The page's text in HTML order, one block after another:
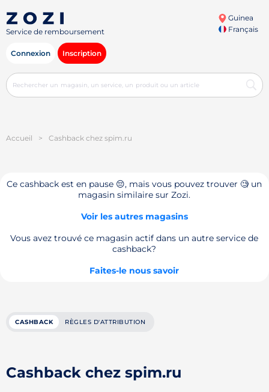
Service de remboursement
Guinea
Français
Connexion Inscription
Accueil > Cashback chez spim.ru
Ce cashback est en pause 😔, mais vous pouvez trouver 🧐 un
magasin similaire sur Zozi.
Voir les autres magasins
Vous avez trouvé ce magasin actif dans un autre service de
cashback?
Faites-le nous savoir
CASHBACK RÈGLES D'ATTRIBUTION
Cashback chez spim.ru